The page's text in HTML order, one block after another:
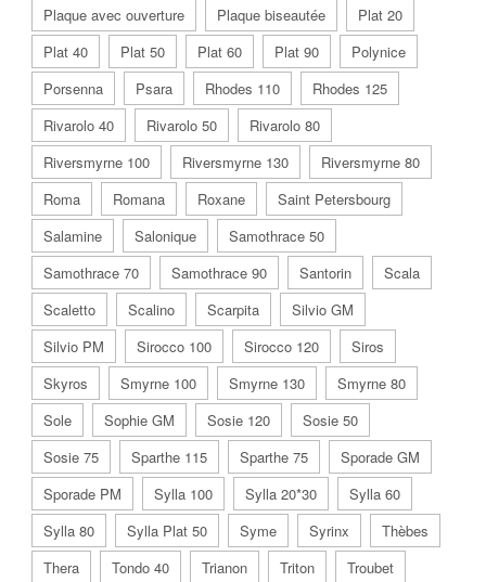
Plaque avec ouverture
Plaque biseautée
Plat 20
Plat 40
Plat 50 Plat 60 Plat 90
Polynice
Porsenna
Psara Rhodes 110
Rhodes 125
Rivarolo 40
Rivarolo 50
Rivarolo 80
Riversmyrne 100
Riversmyrne 130
Riversmyrne 80
Roma
Romana Roxane
Saint Petersbourg
Salamine
Salonique
Samothrace 50
Samothrace 70
Samothrace 90 Santorin
Scala
Scaletto
Scalino Scarpita
Silvio GM
Silvio PM
Sirocco 100 Sirocco 120
Siros
Skyros
Smyrne 100 Smyrne 130
Smyrne 80
Sole
Sophie GM Sosie 120
Sosie 50
Sosie 75
Sparthe 115 Sparthe 75
Sporade GM
Sporade PM
Sylla 100 Sylla 20*30
Sylla 60
Sylla 80
Sylla Plat 50 Syme Syrinx
Thèbes
Thera
Tondo 40 Trianon Triton
Troubet